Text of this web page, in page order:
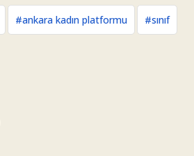
#ankara kadın platformu #sınıf